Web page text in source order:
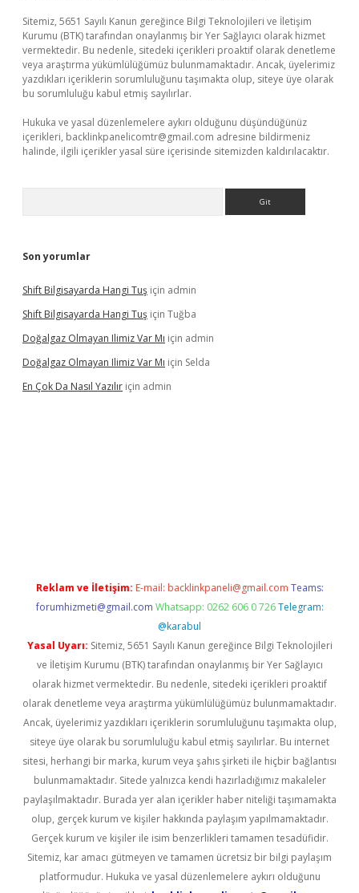
Sitemiz, 5651 Sayılı Kanun gereğince Bilgi Teknolojileri ve İletişim
Kurumu (BTK) tarafından onaylanmış bir Yer Sağlayıcı olarak hizmet
vermektedir. Bu nedenle, sitedeki içerikleri proaktif olarak denetleme
veya araştırma yükümlülüğümüz bulunmamaktadır. Ancak, üyelerimiz
yazdıkları içeriklerin sorumluluğunu taşımakta olup, siteye üye olarak
bu sorumluluğu kabul etmiş sayılırlar.
Hukuka ve yasal düzenlemelere aykırı olduğunu düşündüğünüz
içerikleri, backlinkpanelicomtr@gmail.com adresine bildirmeniz
halinde, ilgili içerikler yasal süre içerisinde sitemizden kaldırılacaktır.
Son yorumlar
Shift Bilgisayarda Hangi Tuş için admin
Shift Bilgisayarda Hangi Tuş için Tuğba
Doğalgaz Olmayan Ilimiz Var Mı için admin
Doğalgaz Olmayan Ilimiz Var Mı için Selda
En Çok Da Nasıl Yazılır için admin
Reklam ve İletişim: E-mail: backlinkpaneli@gmail.com Teams:
forumhizmeti@gmail.com Whatsapp: 0262 606 0 726 Telegram:
@karabul
Yasal Uyarı: Sitemiz, 5651 Sayılı Kanun gereğince Bilgi Teknolojileri
ve İletişim Kurumu (BTK) tarafından onaylanmış bir Yer Sağlayıcı
olarak hizmet vermektedir. Bu nedenle, sitedeki içerikleri proaktif
olarak denetleme veya araştırma yükümlülüğümüz bulunmamaktadır.
Ancak, üyelerimiz yazdıkları içeriklerin sorumluluğunu taşımakta olup,
siteye üye olarak bu sorumluluğu kabul etmiş sayılırlar. Bu internet
sitesi, herhangi bir marka, kurum veya şahıs şirketi ile hiçbir bağlantısı
bulunmamaktadır. Sitede yalnızca kendi hazırladığımız makaleler
paylaşılmaktadır. Burada yer alan içerikler haber niteliği taşımamakta
olup, gerçek kurum ve kişiler hakkında paylaşım yapılmamaktadır.
Gerçek kurum ve kişiler ile isim benzerlikleri tamamen tesadüfidir.
Sitemiz, kar amacı gütmeyen ve tamamen ücretsiz bir bilgi paylaşım
platformudur. Hukuka ve yasal düzenlemelere aykırı olduğunu